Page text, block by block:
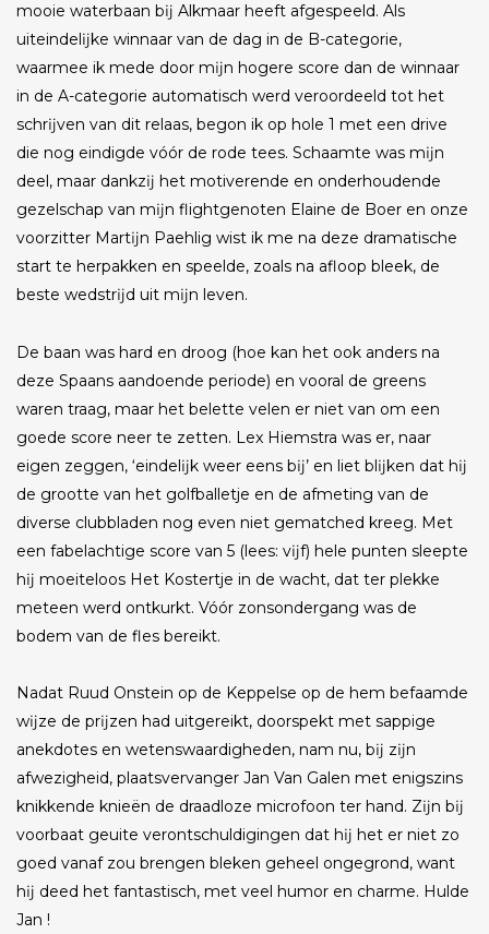
mooie waterbaan bĳ Alkmaar heeft afgespeeld. Als
uiteindelĳke winnaar van de dag in de B-categorie,
waarmee ik mede door mĳn hogere score dan de winnaar
in de A-categorie automatisch werd veroordeeld tot het
schrĳven van dit relaas, begon ik op hole 1 met een drive
die nog eindigde vóór de rode tees. Schaamte was mĳn
deel, maar dankzĳ het motiverende en onderhoudende
gezelschap van mĳn flightgenoten Elaine de Boer en onze
voorzitter Martĳn Paehlig wist ik me na deze dramatische
start te herpakken en speelde, zoals na afloop bleek, de
beste wedstrĳd uit mĳn leven.
De baan was hard en droog (hoe kan het ook anders na
deze Spaans aandoende periode) en vooral de greens
waren traag, maar het belette velen er niet van om een
goede score neer te zetten. Lex Hiemstra was er, naar
eigen zeggen, ‘eindelĳk weer eens bĳ’ en liet blĳken dat hĳ
de grootte van het golfballetje en de afmeting van de
diverse clubbladen nog even niet gematched kreeg. Met
een fabelachtige score van 5 (lees: vĳf) hele punten sleepte
hĳ moeiteloos Het Kostertje in de wacht, dat ter plekke
meteen werd ontkurkt. Vóór zonsondergang was de
bodem van de fles bereikt.
Nadat Ruud Onstein op de Keppelse op de hem befaamde
wĳze de prĳzen had uitgereikt, doorspekt met sappige
anekdotes en wetenswaardigheden, nam nu, bĳ zĳn
afwezigheid, plaatsvervanger Jan Van Galen met enigszins
knikkende knieën de draadloze microfoon ter hand. Zĳn bĳ
voorbaat geuite verontschuldigingen dat hĳ het er niet zo
goed vanaf zou brengen bleken geheel ongegrond, want
hĳ deed het fantastisch, met veel humor en charme. Hulde
Jan !